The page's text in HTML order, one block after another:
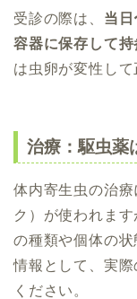
受診の際は、 当
容器に保存して持
は虫卵が変性して
治療：駆虫薬
体内寄生虫の治
ク）が使われま
の種類や個体の
情報として、実
ください。